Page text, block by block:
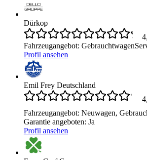
Dürkop
Fahrzeugangebot: Gebrauchtwagen
Profil ansehen
Emil Frey Deutschland
Fahrzeugangebot: Neuwagen,
Garantie angeboten: Ja
Profil ansehen